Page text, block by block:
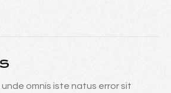
omnis iste natus error sit